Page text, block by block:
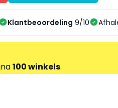
Klantbeoordeling 9/10
100 winkels.